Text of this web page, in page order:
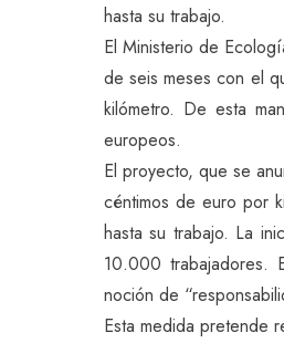
hasta su trabajo.
El Ministerio de
de seis meses con el
kilómetro. De esta
europeos.
El proyecto, que se
céntimos de euro por
hasta su trabajo. La
10.000 trabajadores.
noción de
Esta medida pretende